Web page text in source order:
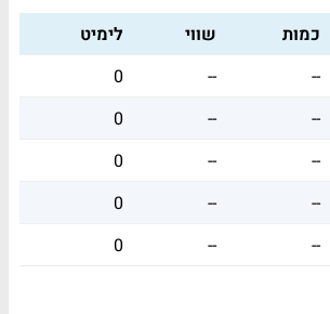
כמות שווי
לימיט
--
--
0
--
--
0
--
--
0
--
--
0
--
--
0